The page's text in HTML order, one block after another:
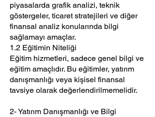
piyasalarda grafik analizi, teknik
göstergeler, ticaret stratejileri ve diğer
finansal analiz konularında bilgi
sağlamayı amaçlar.
1.2 Eğitimin Niteliği
Eğitim hizmetleri, sadece genel bilgi ve
eğitim amaçlıdır. Bu eğitimler, yatırım
danışmanlığı veya kişisel finansal
tavsiye olarak değerlendirilmemelidir.
2- Yatırım Danışmanlığı ve Bilgi